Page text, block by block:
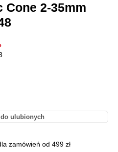
Cone 2-35mm
do ulubionych
zamówień od 499 zł